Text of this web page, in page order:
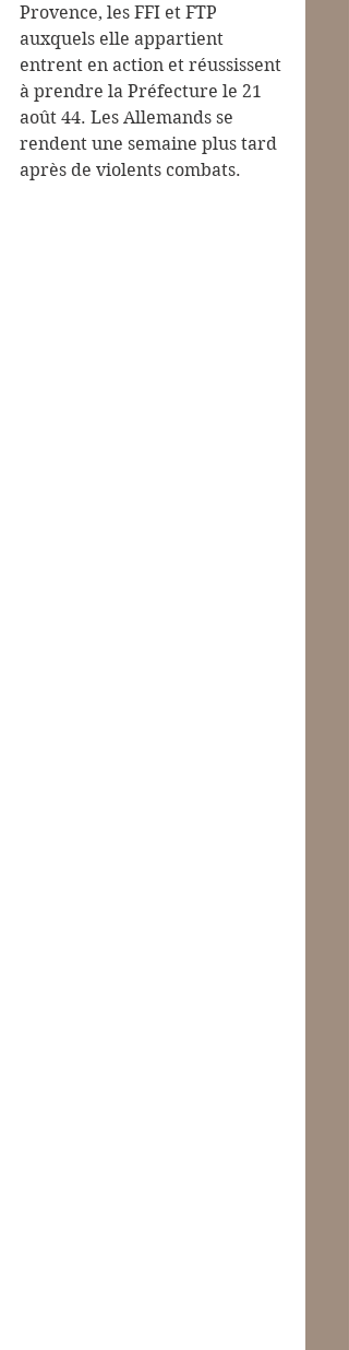
Provence, les FFI et FTP
auxquels elle appartient
entrent en action et réussissent
à prendre la Préfecture le 21
août 44. Les Allemands se
rendent une semaine plus tard
après de violents combats.